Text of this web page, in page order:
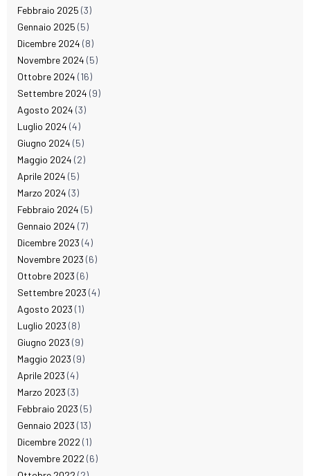
Febbraio 2025 (3)
Gennaio 2025 (5)
Dicembre 2024 (8)
Novembre 2024 (5)
Ottobre 2024 (16)
Settembre 2024 (9)
Agosto 2024 (3)
Luglio 2024 (4)
Giugno 2024 (5)
Maggio 2024 (2)
Aprile 2024 (5)
Marzo 2024 (3)
Febbraio 2024 (5)
Gennaio 2024 (7)
Dicembre 2023 (4)
Novembre 2023 (6)
Ottobre 2023 (6)
Settembre 2023 (4)
Agosto 2023 (1)
Luglio 2023 (8)
Giugno 2023 (9)
Maggio 2023 (9)
Aprile 2023 (4)
Marzo 2023 (3)
Febbraio 2023 (5)
Gennaio 2023 (13)
Dicembre 2022 (1)
Novembre 2022 (6)